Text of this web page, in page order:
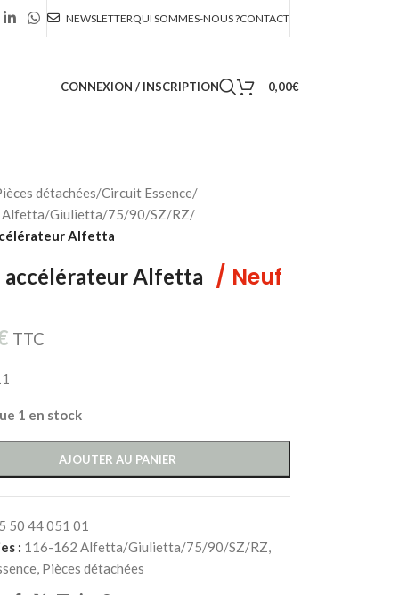
NEWSLETTERQUI SOMMES-NOUS ?CONTACT
CONNEXION / INSCRIPTION 0,00€
détachées/Circuit Essence/
Giulietta/75/90/SZ/RZ/
Alfetta
accélérateur Alfetta / Neuf
TTC
1 en stock
AJOUTER AU PANIER
50 44 051 01
: 116-162 Alfetta/Giulietta/75/90/SZ/RZ,
, Pièces détachées